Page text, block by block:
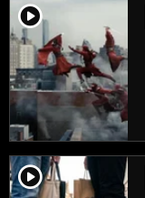
player2
player2